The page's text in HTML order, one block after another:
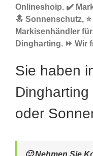
Onlineshoip. ✔️
🔝 Sonnenschutz,
Markisenhändler
Dingharting. ⏩
Sie haben
oder